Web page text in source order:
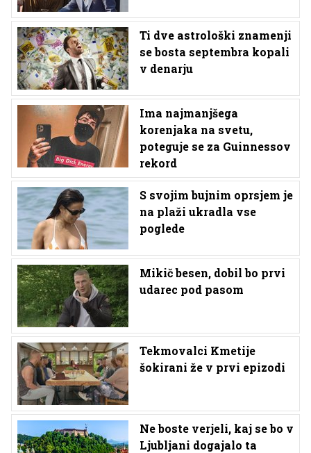
Ti dve astrološki znamenji
se bosta septembra kopali
v denarju
Ima najmanjšega
korenjaka na svetu,
poteguje se za Guinnessov
rekord
S svojim bujnim oprsjem je
na plaži ukradla vse
poglede
Mikič besen, dobil bo prvi
udarec pod pasom
Tekmovalci Kmetije
šokirani že v prvi epizodi
Ne boste verjeli, kaj se bo v
Ljubljani dogajalo ta